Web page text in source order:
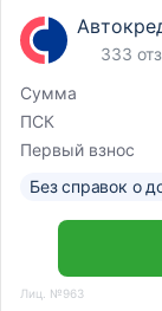
333
Сумма
ПСК
Первый взнос
Без справок о
Лиц. №963